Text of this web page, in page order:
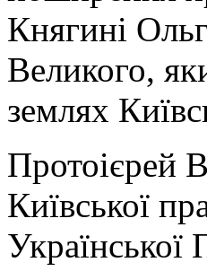
Княгині
Великого,
землях
Протоієрей
Київської
Української